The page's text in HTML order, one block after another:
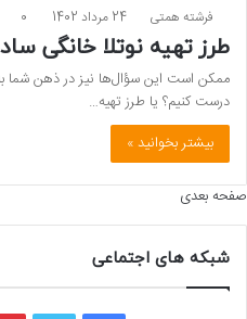
فرشته همتی 24 مرداد 1402 0
طرز تهیه نوتلا خانگی
ممکن است این سؤال‌ها نیز در ذهن شما
درست کنیم؟ یا طرز تهیه…
بیشتر بخوانید »
صفحه بعدی
شبکه های اجتماعی